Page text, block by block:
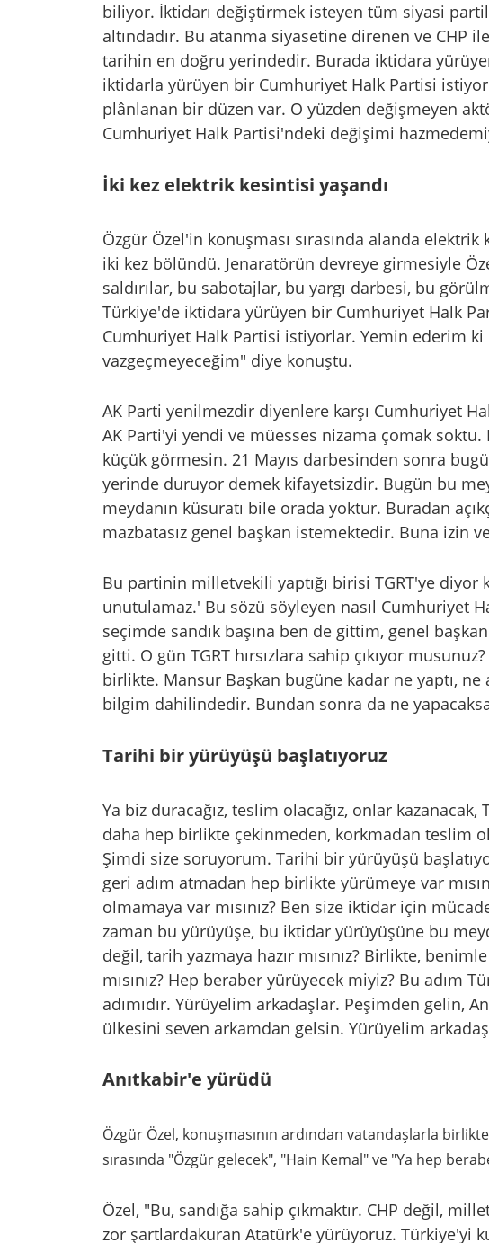
biliyor. İktidarı değiştirmek isteyen tüm siyasi
altındadır. Bu atanma siyasetine direnen ve CHP
tarihin en doğru yerindedir. Burada iktidara
iktidarla yürüyen bir Cumhuriyet Halk Partisi
plânlanan bir düzen var. O yüzden değişmeyen
Cumhuriyet Halk Partisi'ndeki değişimi
İki kez elektrik kesintisi yaşandı
Özgür Özel'in konuşması sırasında alanda
iki kez bölündü. Jenaratörün devreye girmesiyle
saldırılar, bu sabotajlar, bu yargı darbesi, bu
Türkiye'de iktidara yürüyen bir Cumhuriyet Halk
Cumhuriyet Halk Partisi istiyorlar. Yemin ederim
vazgeçmeyeceğim" diye konuştu.
AK Parti yenilmezdir diyenlere karşı Cumhuriyet
AK Parti'yi yendi ve müesses nizama çomak
küçük görmesin. 21 Mayıs darbesinden sonra
yerinde duruyor demek kifayetsizdir. Bugün bu
meydanın küsuratı bile orada yoktur. Buradan
mazbatasız genel başkan istemektedir. Buna izin
Bu partinin milletvekili yaptığı birisi TGRT'ye diyor
unutulamaz.' Bu sözü söyleyen nasıl Cumhuriyet
seçimde sandık başına ben de gittim, genel
gitti. O gün TGRT hırsızlara sahip çıkıyor
birlikte. Mansur Başkan bugüne kadar ne yaptı, ne
bilgim dahilindedir. Bundan sonra da ne
Tarihi bir yürüyüşü başlatıyoruz
Ya biz duracağız, teslim olacağız, onlar
daha hep birlikte çekinmeden, korkmadan teslim
Şimdi size soruyorum. Tarihi bir yürüyüşü
geri adım atmadan hep birlikte yürümeye var
olmamaya var mısınız? Ben size iktidar için
zaman bu yürüyüşe, bu iktidar yürüyüşüne bu
değil, tarih yazmaya hazır mısınız? Birlikte,
mısınız? Hep beraber yürüyecek miyiz? Bu adım
adımıdır. Yürüyelim arkadaşlar. Peşimden gelin,
ülkesini seven arkamdan gelsin. Yürüyelim
Anıtkabir'e yürüdü
Özgür Özel, konuşmasının ardından vatandaşlarla
sırasında "Özgür gelecek", "Hain Kemal" ve "Ya hep
Özel, "Bu, sandığa sahip çıkmaktır. CHP değil,
zor şartlardakuran Atatürk'e yürüyoruz. Türkiye'yi